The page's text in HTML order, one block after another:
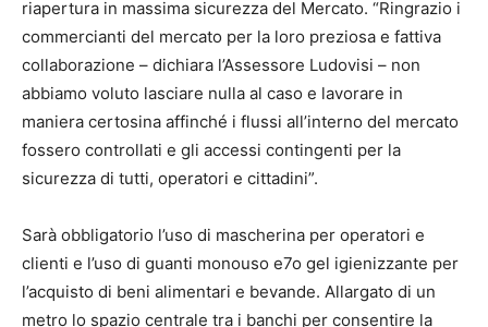
riapertura in massima sicurezza del Mercato. “Ringrazio i
commercianti del mercato per la loro preziosa e fattiva
collaborazione – dichiara l’Assessore Ludovisi – non
abbiamo voluto lasciare nulla al caso e lavorare in
maniera certosina affinché i flussi all’interno del mercato
fossero controllati e gli accessi contingenti per la
sicurezza di tutti, operatori e cittadini”.
Sarà obbligatorio l’uso di mascherina per operatori e
clienti e l’uso di guanti monouso e7o gel igienizzante per
l’acquisto di beni alimentari e bevande. Allargato di un
metro lo spazio centrale tra i banchi per consentire la